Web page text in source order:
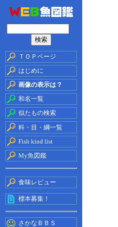
ＴＯＰページ
はじめに
画像の表示は？
和名一覧
似たもの検索
科・目・綱一覧
Fish kind list
My魚図鑑
食味レビュー
標本募集！
さかなＢＢＳ